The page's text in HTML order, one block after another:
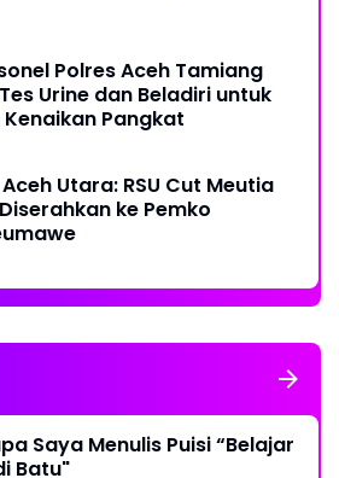
Polres Aceh Tamiang
Urine dan Beladiri untuk
Kenaikan Pangkat
Utara: RSU Cut Meutia
ke Pemko
Saya Menulis Puisi “Belajar
Batu"